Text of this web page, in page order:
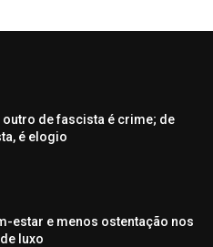
outro de fascista é crime; de
é elogio
estar e menos ostentação nos
luxo